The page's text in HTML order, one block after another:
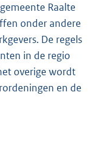
Raalte
onder andere
De regels
in de regio
overige wordt
en de